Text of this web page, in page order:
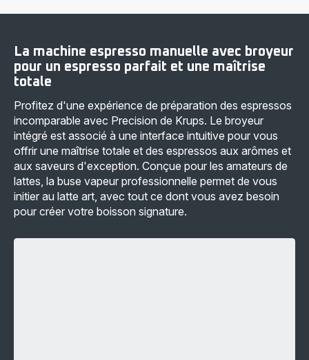
Exclusif
espresso
manuelle
Precision
filtrante
469,99 €
La machine espresso manuelle avec broyeur
pour un espresso parfait et une maîtrise
totale
Profitez d'une expérience de préparation des espressos
incomparable avec Precision de Krups. Le broyeur
intégré est associé à une interface intuitive pour vous
offrir une maîtrise totale et des espressos aux arômes et
aux saveurs d'exception. Conçue pour les amateurs de
lattes, la buse vapeur professionnelle permet de vous
initier au latte art, avec tout ce dont vous avez besoin
pour créer votre boisson signature.